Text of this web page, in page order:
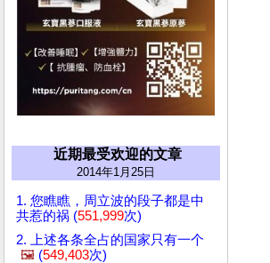
近期最受欢迎的文章
2014年1月25日
1. 您瞧瞧，周立波的段子都是中
共惹的祸 (551,999次)
2. 上述各条全占的国家只有一个
🖼️ (549,403次)